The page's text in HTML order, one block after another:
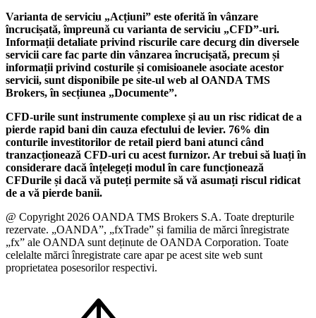
Varianta de serviciu „Acțiuni” este oferită în vânzare
încrucișată, împreună cu varianta de serviciu „CFD”-uri.
Informații detaliate privind riscurile care decurg din diversele
servicii care fac parte din vânzarea încrucișată, precum și
informații privind costurile și comisioanele asociate acestor
servicii, sunt disponibile pe site-ul web al OANDA TMS
Brokers, în secțiunea „Documente”.
CFD-urile sunt instrumente complexe și au un risc ridicat de a
pierde rapid bani din cauza efectului de levier. 76% din
conturile investitorilor de retail pierd bani atunci când
tranzacționează CFD-uri cu acest furnizor. Ar trebui să luați în
considerare dacă înțelegeți modul în care funcționează
CFDurile și dacă vă puteți permite să vă asumați riscul ridicat
de a vă pierde banii.
@ Copyright 2026 OANDA TMS Brokers S.A. Toate drepturile
rezervate. „OANDA”, „fxTrade” și familia de mărci înregistrate
„fx” ale OANDA sunt deținute de OANDA Corporation. Toate
celelalte mărci înregistrate care apar pe acest site web sunt
proprietatea posesorilor respectivi.